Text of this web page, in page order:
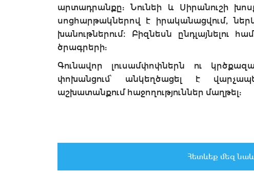
արտադրանքը: Նունեի և Սիրանուշի
սոցհարթակներով է իրականացվում,
խանութներում։ Բիզնեսն ընդլայնելու
ծրագրերի:
Գունավոր լուսամփոփներն ու
փոխանցում՝ անկեղծացել է
աշխատանքում հաջողություններ մաղթել:
Հետևեք մեզ նաև